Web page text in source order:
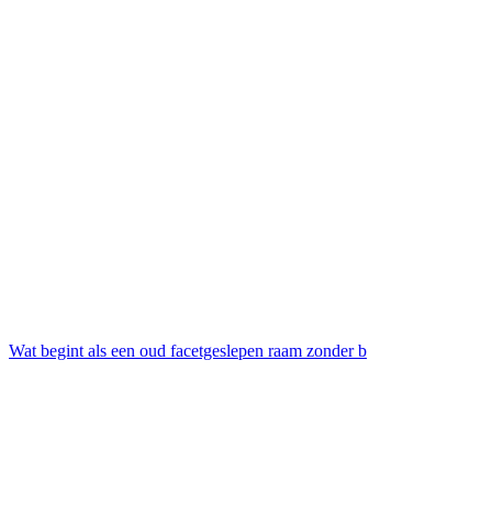
Wat begint als een oud facetgeslepen raam zonder b